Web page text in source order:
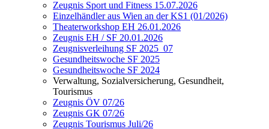
Zeugnis Sport und Fitness 15.07.2026
Einzelhändler aus Wien an der KS1 (01/2026)
Theaterworkshop EH 26.01.2026
Zeugnis EH / SF 20.01.2026
Zeugnisverleihung SF 2025_07
Gesundheitswoche SF 2025
Gesundheitswoche SF 2024
Verwaltung, Sozialversicherung, Gesundheit,
Tourismus
Zeugnis ÖV 07/26
Zeugnis GK 07/26
Zeugnis Tourismus Juli/26